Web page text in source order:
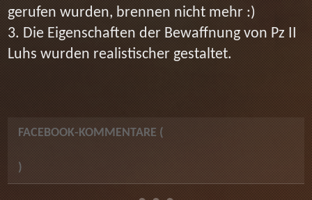
gerufen wurden, brennen nicht mehr :)
3. Die Eigenschaften der Bewaffnung von Pz II
Luhs wurden realistischer gestaltet.
FACEBOOK-KOMMENTARE (
)